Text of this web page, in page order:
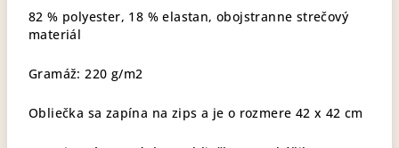
82 % polyester, 18 % elastan, obojstranne strečový
materiál
Gramáž: 220 g/m2
Obliečka sa zapína na zips a je o rozmere 42 x 42 cm